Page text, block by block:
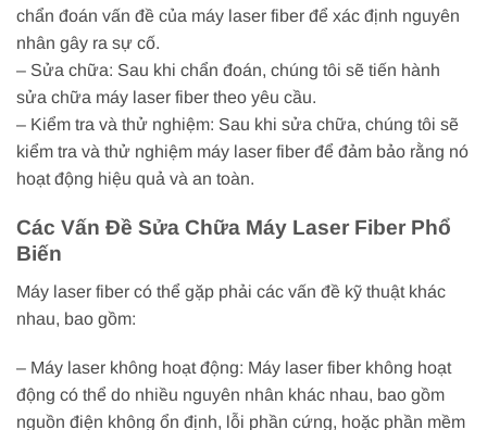
chẩn đoán vấn đề của máy laser fiber để xác định nguyên
nhân gây ra sự cố.
– Sửa chữa: Sau khi chẩn đoán, chúng tôi sẽ tiến hành
sửa chữa máy laser fiber theo yêu cầu.
– Kiểm tra và thử nghiệm: Sau khi sửa chữa, chúng tôi sẽ
kiểm tra và thử nghiệm máy laser fiber để đảm bảo rằng nó
hoạt động hiệu quả và an toàn.
Các Vấn Đề Sửa Chữa Máy Laser Fiber Phổ
Biến
Máy laser fiber có thể gặp phải các vấn đề kỹ thuật khác
nhau, bao gồm:
– Máy laser không hoạt động: Máy laser fiber không hoạt
động có thể do nhiều nguyên nhân khác nhau, bao gồm
nguồn điện không ổn định, lỗi phần cứng, hoặc phần mềm